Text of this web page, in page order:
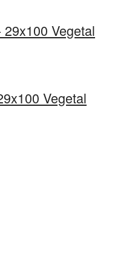
29x100 Vegetal
Vegetal